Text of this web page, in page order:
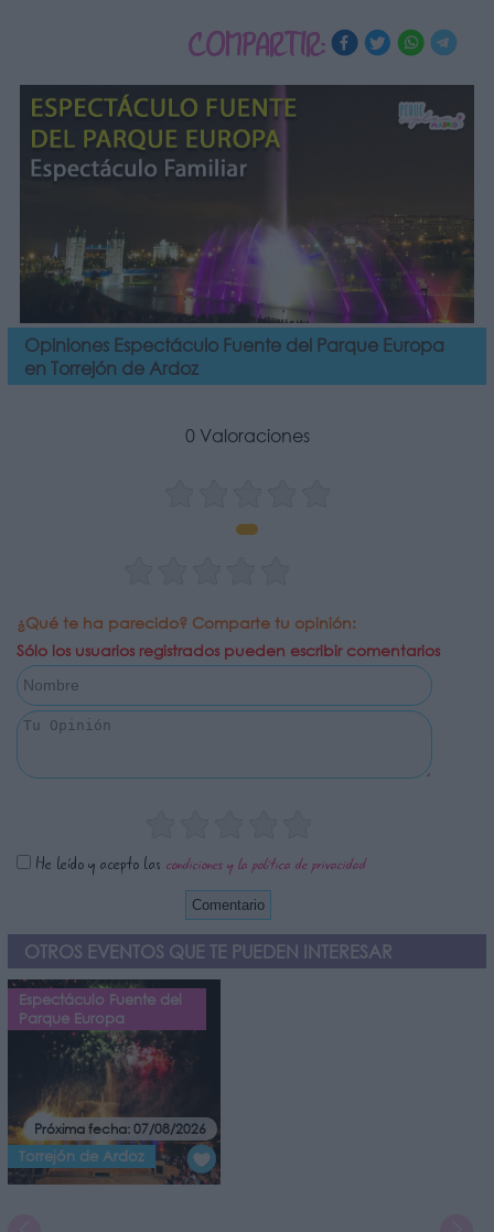
COMPARTIR:
Opiniones Espectáculo Fuente del Parque Europa
en Torrejón de Ardoz
¿Qué te ha parecido? Comparte tu opinión:
Sólo los usuarios registrados pueden escribir comentarios
He leído y acepto las condiciones y la política de privacidad
0 Valoraciones
OTROS EVENTOS QUE TE PUEDEN INTERESAR
Espectáculo Fuente del
Parque Europa
Próxima fecha: 07/08/2026
Torrejón de Ardoz